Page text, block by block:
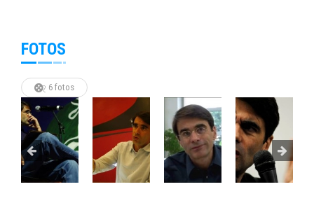
FOTOS
6 fotos